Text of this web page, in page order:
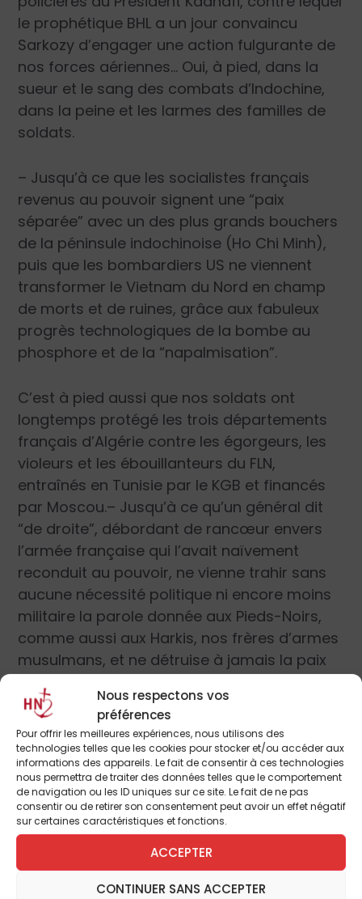
Nous respectons vos
préférences
Pour offrir les meilleures expériences, nous utilisons des
technologies telles que les cookies pour stocker et/ou accéder aux
informations des appareils. Le fait de consentir à ces technologies
nous permettra de traiter des données telles que le comportement
de navigation ou les ID uniques sur ce site. Le fait de ne pas
consentir ou de retirer son consentement peut avoir un effet négatif
sur certaines caractéristiques et fonctions.
ACCEPTER
CONTINUER SANS ACCEPTER
le prophétique BHL a un jour convaincu
Sarkozy d’engager une action fulgurante de
nos forces aériennes… Oui, à pied, dans la
sueur et le sang des combats d’Indochine,
dans la peine et les larmes des familles de
soldats.
– Jusqu’à ce que les socialistes français
revenus au pouvoir signent une “paix
séparée” avec un des plus grands bouchers
de la péninsule indochinoise (Ho Chi Minh),
puis que les bombardiers US ne viennent
transformer le Vietnam du Nord en champ
de morts et de ruines, grâce aux fabuleux
progrès technologiques de la bombe au
phosphore et de la “napalmisation”.
C’est à pied aussi que nos soldats ont
longtemps protégé les trois départements
français d’Algérie contre les égorgeurs, les
violeurs et les ébouillanteurs du FLN,
entraînés en Tunisie par le KGB et financés
par Moscou.– Jusqu’à ce qu’un général dit
“de droite”, débordant de rancœur envers
l’armée française qui l’avait naïvement
reconduit au pouvoir, ne vienne trahir sans
aucune nécessité politique ni encore moins
militaire la parole donnée aux Pieds-Noirs,
comme aussi aux Harkis, nos frères d’armes
musulmans, et ne détruise à jamais la paix
Méditerranée !
C’est à pied encore que les admirables
sous-officiers et les jeunes volontaires de
nos unités d’élite auront tenté, plus tard, tant
bien que mal, de réparer auprès des
villageois afghans les innombrables
“bavures” aériennes de la glorieuse US Air
Force, qui “missilait” à vue sur des